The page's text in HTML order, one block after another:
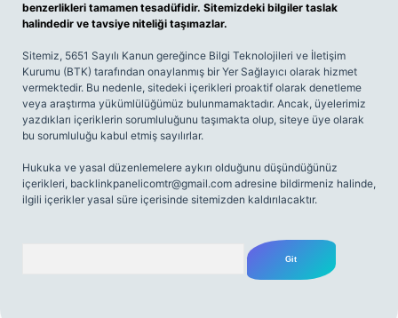
benzerlikleri tamamen tesadüfidir. Sitemizdeki bilgiler taslak
halindedir ve tavsiye niteliği taşımazlar.
Sitemiz, 5651 Sayılı Kanun gereğince Bilgi Teknolojileri ve İletişim
Kurumu (BTK) tarafından onaylanmış bir Yer Sağlayıcı olarak hizmet
vermektedir. Bu nedenle, sitedeki içerikleri proaktif olarak denetleme
veya araştırma yükümlülüğümüz bulunmamaktadır. Ancak, üyelerimiz
yazdıkları içeriklerin sorumluluğunu taşımakta olup, siteye üye olarak
bu sorumluluğu kabul etmiş sayılırlar.
Hukuka ve yasal düzenlemelere aykırı olduğunu düşündüğünüz
içerikleri, backlinkpanelicomtr@gmail.com adresine bildirmeniz halinde,
ilgili içerikler yasal süre içerisinde sitemizden kaldırılacaktır.